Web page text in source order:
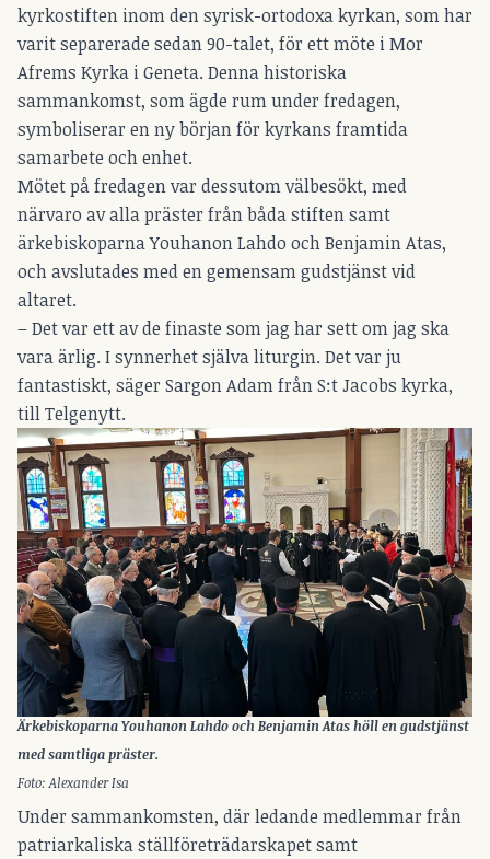
kyrkostiften inom den syrisk-ortodoxa kyrkan, som har
varit separerade sedan 90-talet, för ett möte i Mor
Afrems Kyrka i Geneta. Denna historiska
sammankomst, som ägde rum under fredagen,
symboliserar en ny början för kyrkans framtida
samarbete och enhet.
Mötet på fredagen var dessutom välbesökt, med
närvaro av alla präster från båda stiften samt
ärkebiskoparna Youhanon Lahdo och Benjamin Atas,
och avslutades med en gemensam gudstjänst vid
altaret.
– Det var ett av de finaste som jag har sett om jag ska
vara ärlig. I synnerhet själva liturgin. Det var ju
fantastiskt, säger Sargon Adam från S:t Jacobs kyrka,
till Telgenytt.
Ärkebiskoparna Youhanon Lahdo och Benjamin Atas höll en gudstjänst
med samtliga präster.
Foto: Alexander Isa
Under sammankomsten, där ledande medlemmar från
patriarkaliska ställföreträdarskapet samt